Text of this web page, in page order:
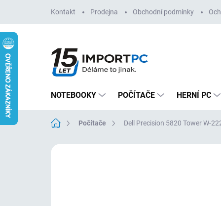
obsah
Kontakt Prodejna Obchodní podmínky
NOTEBOOKY POČÍTAČE HERNÍ PC
Domů Počítače Dell Precision 5820 Tower W-